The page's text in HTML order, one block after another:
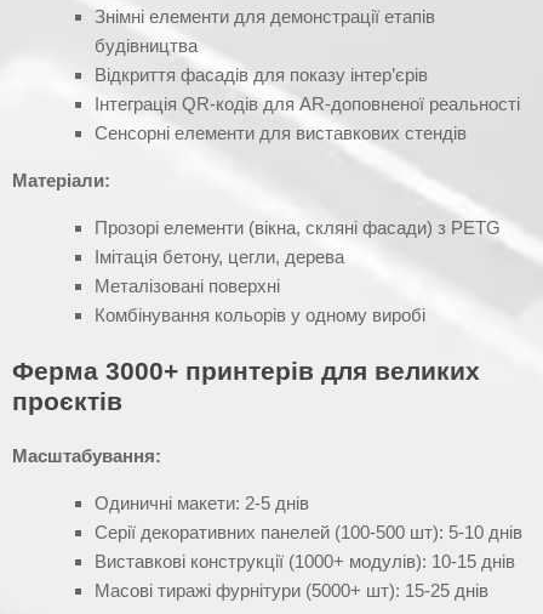
Знімні елементи для демонстрації етапів
будівництва
Відкриття фасадів для показу інтер’єрів
Інтеграція QR-кодів для AR-доповненої реальності
Сенсорні елементи для виставкових стендів
Матеріали:
Прозорі елементи (вікна, скляні фасади) з PETG
Імітація бетону, цегли, дерева
Металізовані поверхні
Комбінування кольорів у одному виробі
Ферма 3000+ принтерів для великих
проєктів
Масштабування:
Одиничні макети: 2-5 днів
Серії декоративних панелей (100-500 шт): 5-10 днів
Виставкові конструкції (1000+ модулів): 10-15 днів
Масові тиражі фурнітури (5000+ шт): 15-25 днів